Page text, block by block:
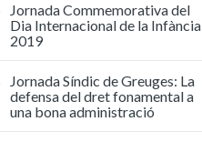
Jornada Commemorativa del
Dia Internacional de la Infància
2019
Jornada Síndic de Greuges: La
defensa del dret fonamental a
una bona administració